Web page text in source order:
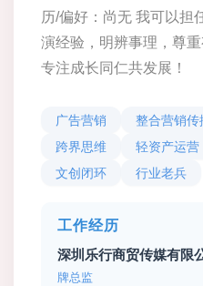
历/偏好：尚无 我可以担
演经验，明辨事理，尊
专注成长同仁共发展！
广告营销 整合营销传
跨界思维
轻资产运营
文创闭环
行业老兵
工作经历
深圳乐行商贸传媒有限
牌总监